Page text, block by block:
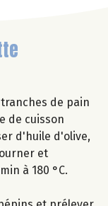
de pain
de cuisson
d'huile d'olive,
et
à 180 °C.